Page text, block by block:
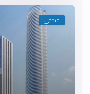
فندقى